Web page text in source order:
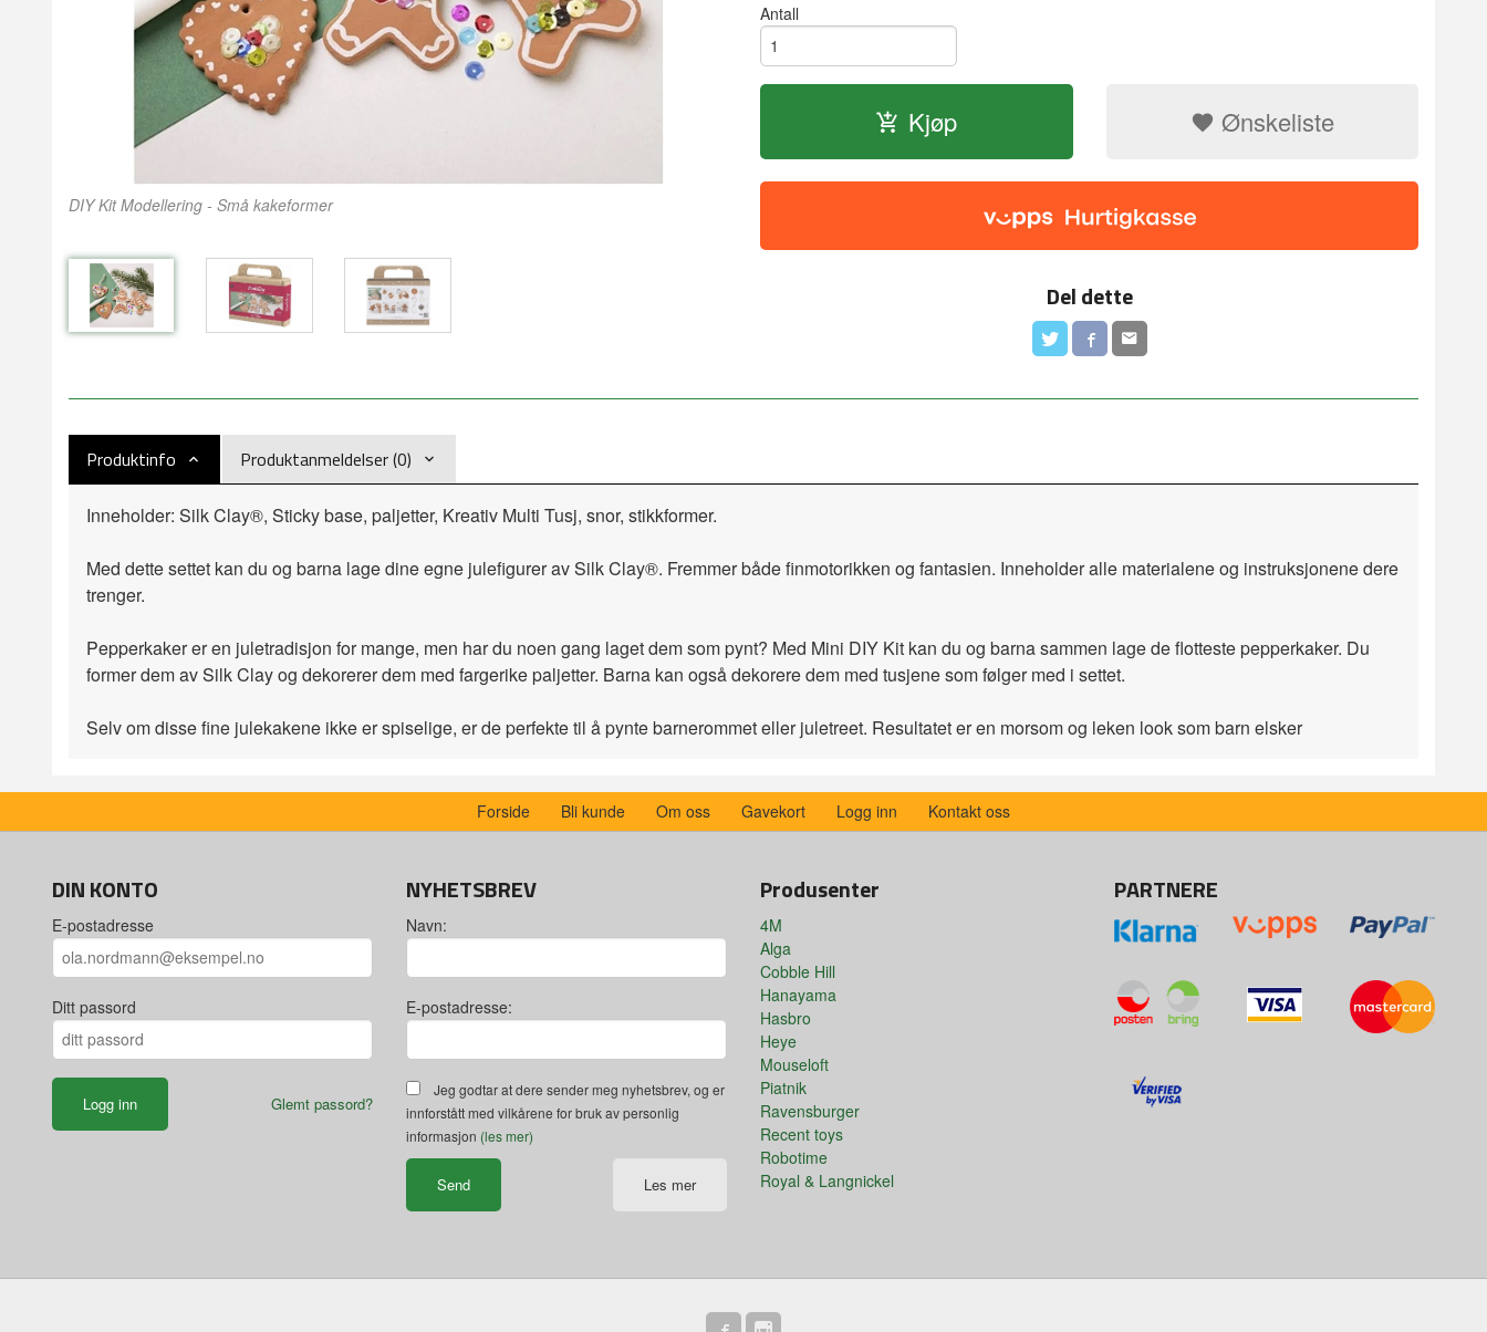
DIY Kit Modellering - Små kakeformer
Antall
Kjøp Ønskeliste
Del dette
Produktinfo Produktanmeldelser (0)
Inneholder: Silk Clay®, Sticky base, paljetter, Kreativ Multi Tusj, snor, stikkformer.
Med dette settet kan du og barna lage dine egne julefigurer av Silk Clay®. Fremmer både finmotorikken og fantasien. Inneholder alle materialene og instruksjonene dere
trenger.
Pepperkaker er en juletradisjon for mange, men har du noen gang laget dem som pynt? Med Mini DIY Kit kan du og barna sammen lage de flotteste pepperkaker. Du
former dem av Silk Clay og dekorerer dem med fargerike paljetter. Barna kan også dekorere dem med tusjene som følger med i settet.
Selv om disse fine julekakene ikke er spiselige, er de perfekte til å pynte barnerommet eller juletreet. Resultatet er en morsom og leken look som barn elsker
Forside Bli kunde Om oss Gavekort Logg inn Kontakt oss
DIN KONTO
E-postadresse
Ditt passord
Glemt passord?
NYHETSBREV
Navn:
E-postadresse:
Jeg godtar at dere sender meg nyhetsbrev, og er
innforstått med vilkårene for bruk av personlig
informasjon (les mer)
Les mer
Produsenter
4M
Alga
Cobble Hill
Hanayama
Hasbro
Heye
Mouseloft
Piatnik
Ravensburger
Recent toys
Robotime
Royal & Langnickel
PARTNERE